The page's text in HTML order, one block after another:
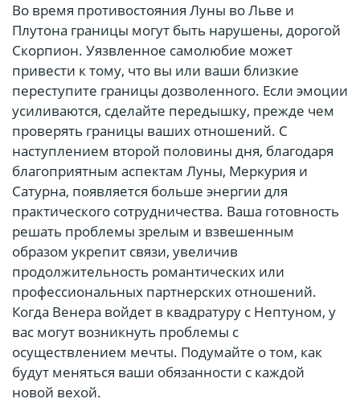
Во время противостояния Луны во Льве и
Плутона границы могут быть нарушены, дорогой
Скорпион. Уязвленное самолюбие может
привести к тому, что вы или ваши близкие
переступите границы дозволенного. Если эмоции
усиливаются, сделайте передышку, прежде чем
проверять границы ваших отношений. С
наступлением второй половины дня, благодаря
благоприятным аспектам Луны, Меркурия и
Сатурна, появляется больше энергии для
практического сотрудничества. Ваша готовность
решать проблемы зрелым и взвешенным
образом укрепит связи, увеличив
продолжительность романтических или
профессиональных партнерских отношений.
Когда Венера войдет в квадратуру с Нептуном, у
вас могут возникнуть проблемы с
осуществлением мечты. Подумайте о том, как
будут меняться ваши обязанности с каждой
новой вехой.